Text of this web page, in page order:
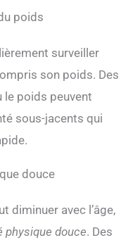
poids
surveiller
son poids. Des
le poids peuvent
sous-jacents qui
douce
diminuer avec l’âge,
physique douce. Des